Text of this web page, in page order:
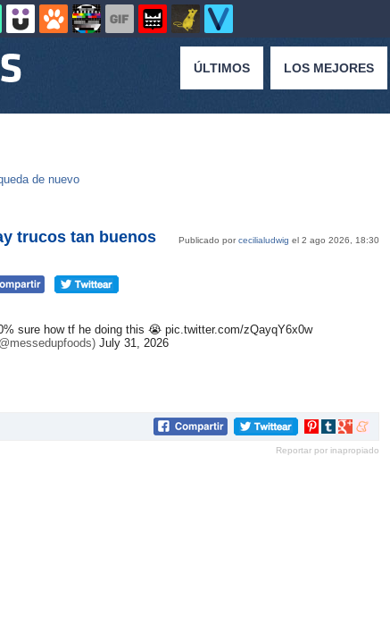
ÚLTIMOS LOS MEJORES
de nuevo
Publicado porcecilialudwig el 2 ago 2026, 18:30
trucos tan buenos
sure how tf he doing this 😭 pic.twitter.com/zQayqY6x0w
July 31, 2026
Compartir
Pinterest
Compartir
tumblr
Compartir
Google+
Reportar por inapropiado